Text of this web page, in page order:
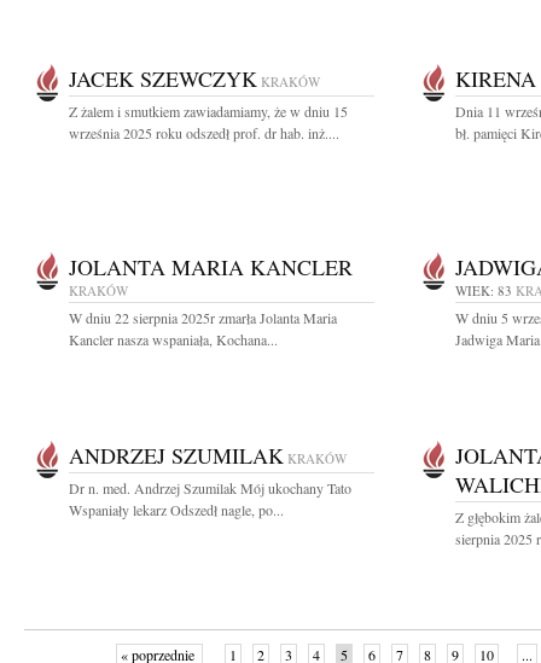
JACEK SZEWCZYK KRAKÓW
Z żalem i smutkiem zawiadamiamy, że w dniu 15
września 2025 roku odszedł prof. dr hab. inż....
Dnia 11
bł. pamięci
JOLANTA MARIA KANCLER
KRAKÓW
W dniu 22 sierpnia 2025r zmarła Jolanta Maria
Kancler nasza wspaniała, Kochana...
WIEK: 83
W dniu 5
Jadwiga
ANDRZEJ SZUMILAK KRAKÓW
Dr n. med. Andrzej Szumilak Mój ukochany Tato
Wspaniały lekarz Odszedł nagle, po...
Z głębokim
sierpnia 2025
« poprzednie 1 2 3 4 5 6 7 8 9 10 ...